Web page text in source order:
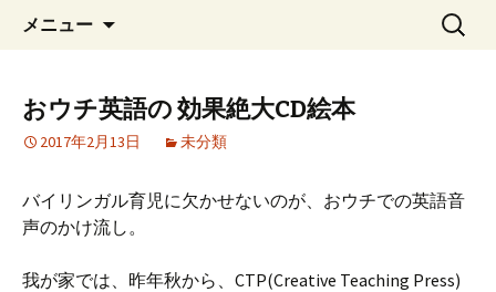
国産バイリンガル育児
英語苦手ママでも、英語を我が子にプ
レゼント
メニュー
ン
ツ
へ
動
検
おウチ英語の 効果絶大CD絵本
2017年2月13日 未分類
バイリンガル育児に欠かせないのが、おウチでの英語音
声のかけ流し。
我が家では、昨年秋から、CTP(Creative Teaching Press)